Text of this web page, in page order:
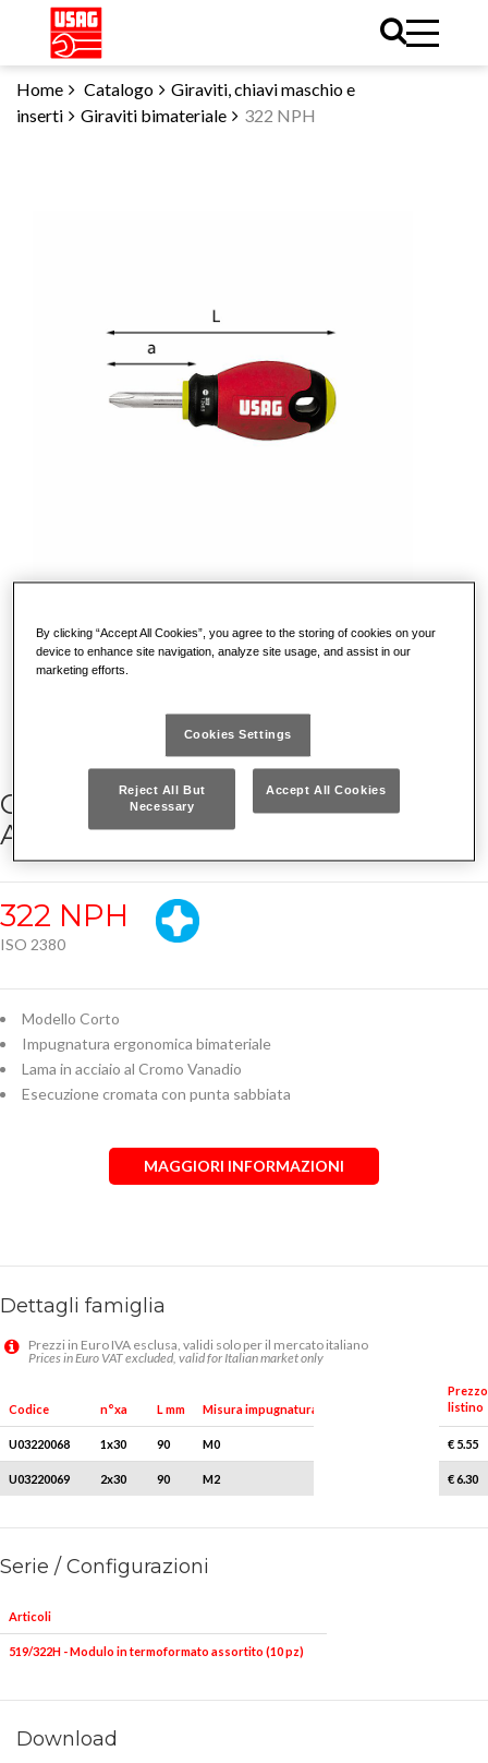
Home Catalogo
Giraviti, chiavi maschio e
inserti
Giraviti bimateriale 322 NPH
GIRAVITI PER VITI CON IMPRONTA
A CROCE PHILLIPS®
322 NPH
ISO 2380
Modello Corto
Impugnatura ergonomica bimateriale
Lama in acciaio al Cromo Vanadio
Esecuzione cromata con punta sabbiata
MAGGIORI INFORMAZIONI
Dettagli famiglia
Prezzi in Euro IVA esclusa, validi solo per il mercato italiano
Prices in Euro VAT excluded, valid for Italian market only
Codice n°xa L mm Misura impugnatura
Prezzo
listino
U03220068 1x30 90 M0 € 5.55
U03220069 2x30 90 M2 € 6.30
Serie / Configurazioni
Articoli
519/322H - Modulo in termoformato assortito (10 pz)
Download
By clicking “Accept All Cookies”, you agree to the storing of cookies on your
device to enhance site navigation, analyze site usage, and assist in our
marketing efforts.
Cookies Settings
Reject All But
Necessary
Accept All Cookies